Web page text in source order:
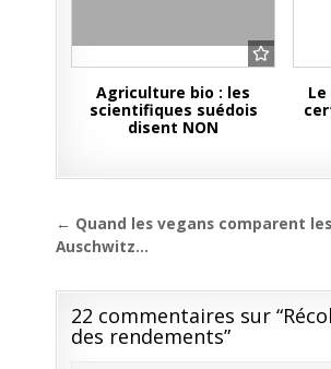
Agriculture bio : les
scientifiques suédois
disent NON
Navigation
de
l’article
← Quand les vegans comparent
Auschwitz…
22 commentaires sur “
des rendements”